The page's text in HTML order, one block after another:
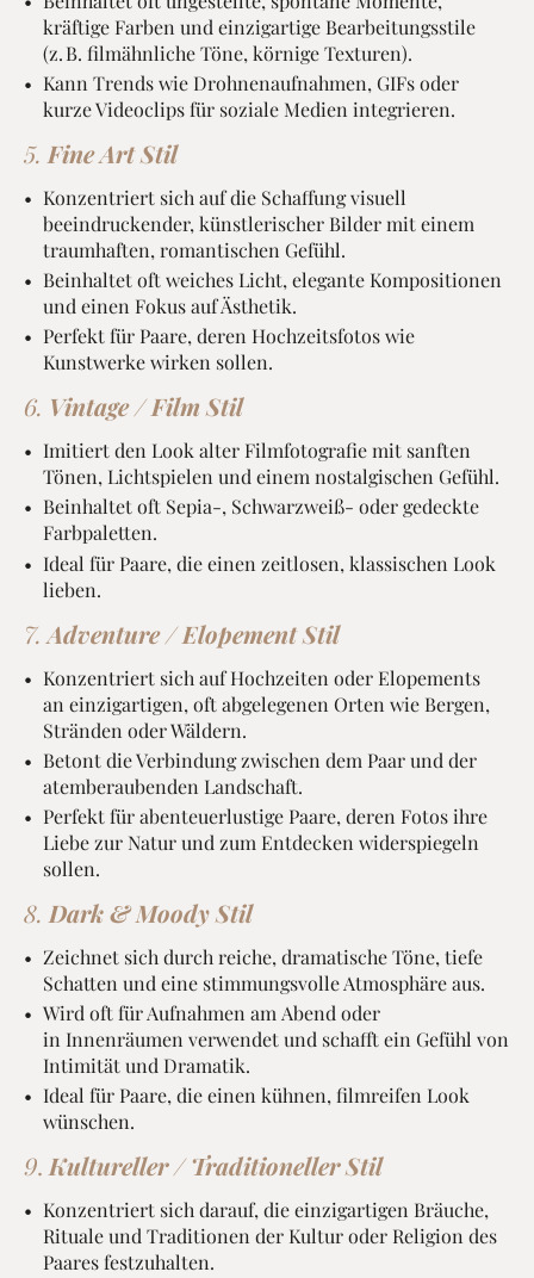
kräftige Farben und einzigartige Bearbeitungsstile
(z. B. filmähnliche Töne, körnige Texturen).
Kann Trends wie Drohnenaufnahmen, GIFs oder
kurze Videoclips für soziale Medien integrieren.
5. Fine Art Stil
Konzentriert sich auf die Schaffung visuell
beeindruckender, künstlerischer Bilder mit einem
traumhaften, romantischen Gefühl.
Beinhaltet oft weiches Licht, elegante Kompositionen
und einen Fokus auf Ästhetik.
Perfekt für Paare, deren Hochzeitsfotos wie
Kunstwerke wirken sollen.
6. Vintage / Film Stil
Imitiert den Look alter Filmfotografie mit sanften
Tönen, Lichtspielen und einem nostalgischen Gefühl.
Beinhaltet oft Sepia-, Schwarzweiß- oder gedeckte
Farbpaletten.
Ideal für Paare, die einen zeitlosen, klassischen Look
lieben.
7.Adventure / Elopement Stil
Konzentriert sich auf Hochzeiten oder Elopements
an einzigartigen, oft abgelegenen Orten wie Bergen,
Stränden oder Wäldern.
Betont die Verbindung zwischen dem Paar und der
atemberaubenden Landschaft.
Perfekt für abenteuerlustige Paare, deren Fotos ihre
Liebe zur Natur und zum Entdecken widerspiegeln
sollen.
8. Dark & Moody Stil
Zeichnet sich durch reiche, dramatische Töne, tiefe
Schatten und eine stimmungsvolle Atmosphäre aus.
Wird oft für Aufnahmen am Abend oder
in Innenräumen verwendet und schafft ein Gefühl von
Intimität und Dramatik.
Ideal für Paare, die einen kühnen, filmreifen Look
wünschen.
9. Kultureller / Traditioneller Stil
Konzentriert sich darauf, die einzigartigen Bräuche,
Rituale und Traditionen der Kultur oder Religion des
Paares festzuhalten.